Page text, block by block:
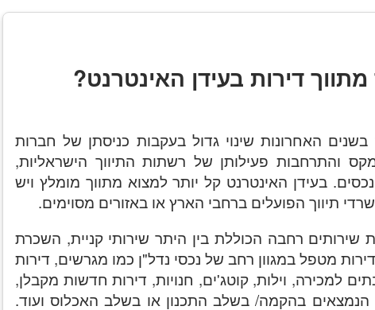
דירות בעידן האינטרנט?
האחרונות שינוי גדול בעקבות כניסתן של חברות
והתרחבות פעילותן של רשתות התיווך הישראליות,
נכסים. בעידן האינטרנט קל יותר למצוא מתווך מומלץ ויש
תיווך הפועלים ברחבי הארץ או באזורים מסוימים.
שירותים רחבה הכוללת בין היתר שירותי קניית, השכרת
מטפל במגוון רחב של נכסי נדל"ן כמו מגרשים, דירות
למכירה, וילות, קוטג'ים, חנויות, דירות חדשות מקבלן,
הנמצאים בהקמה/ בשלב התכנון או בשלב האכלוס ועוד.